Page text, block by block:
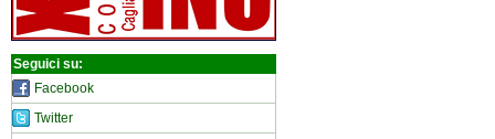
Seguici su:
Facebook
Twitter